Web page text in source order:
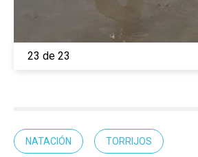
23 de 23
NATACIÓN TORRIJOS